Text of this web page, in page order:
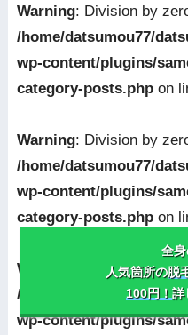
Warning: Division by
/home/datsumou77/
wp-content/plugins/
category-posts.phpon
Warning: Division by
/home/datsumou77/
wp-content/plugins/
category-posts.phpon
Warning
: Division by
/home/datsumou77/
wp-content/plugins/
全
人気箇所の脱
100円！ 詳